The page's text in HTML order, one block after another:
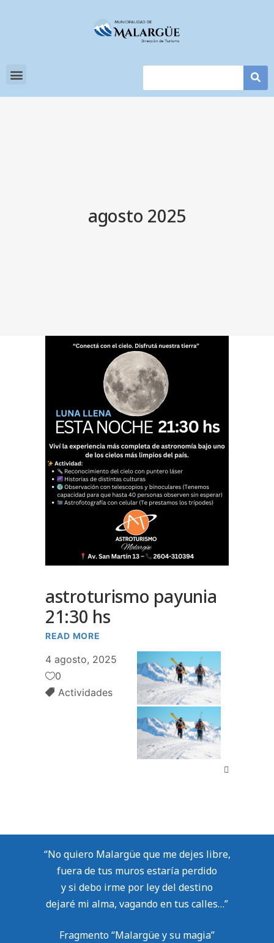
agosto 2025
astroturismo payunia
21:30 hs
READ MORE
4 agosto, 2025
0
Actividades
“No quiero Malargüe que me dejes libre,
fuera de tus muros estaría perdido
y si debo irme por ley del destino
dejaré mi alma, vagando en tus calles…”
Fragmento “Malargüe y su magia”